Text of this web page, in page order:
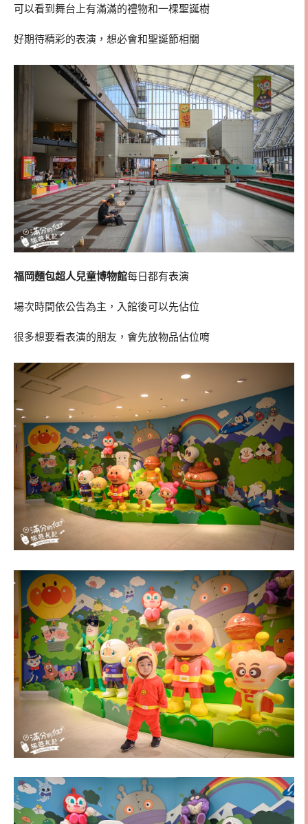
可以看到舞台上有滿滿的禮物和一棵聖誕樹
好期待精彩的表演，想必會和聖誕節相關
福岡麵包超人兒童博物館每日都有表演
場次時間依公告為主，入館後可以先佔位
很多想要看表演的朋友，會先放物品佔位唷